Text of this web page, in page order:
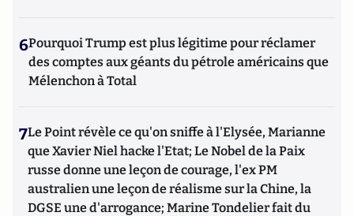
6Pourquoi Trump est plus légitime pour réclamer
des comptes aux géants du pétrole américains que
Mélenchon à Total
7Le Point révèle ce qu'on sniffe à l'Elysée, Marianne
que Xavier Niel hacke l'Etat; Le Nobel de la Paix
russe donne une leçon de courage, l'ex PM
australien une leçon de réalisme sur la Chine, la
DGSE une d'arrogance; Marine Tondelier fait du